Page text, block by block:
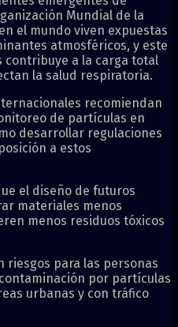
Mundial de la
el mundo viven expuestas
atmosféricos, y este
contribuye a la carga total
la salud respiratoria.
recomiendan
de partículas en
desarrollar regulaciones
a estos
el diseño de futuros
materiales menos
menos residuos tóxicos
riesgos para las personas
por partículas
urbanas y con tráfico